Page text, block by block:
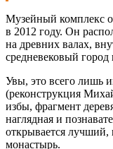
Музейный комплекс
в 2012 году. Он
на древних валах,
средневековый город
Увы, это всего лишь
(реконструкция
избы, фрагмент
наглядная и
открывается лучший,
монастырь.